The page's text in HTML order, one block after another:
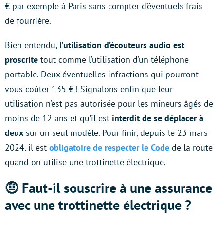
€ par exemple à Paris sans compter d’éventuels frais
de fourrière.
Bien entendu, l’utilisation d’écouteurs audio est
proscrite tout comme l’utilisation d’un téléphone
portable. Deux éventuelles infractions qui pourront
vous coûter 135 € ! Signalons enfin que leur
utilisation n’est pas autorisée pour les mineurs âgés de
moins de 12 ans et qu’il est interdit de se déplacer à
deux sur un seul modèle. Pour finir, depuis le 23 mars
2024, il est obligatoire de respecter le Code de la route
quand on utilise une trottinette électrique.
🤨 Faut-il souscrire à une assurance
avec une trottinette électrique ?